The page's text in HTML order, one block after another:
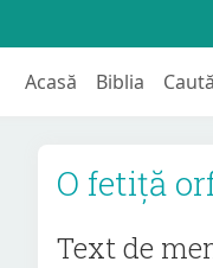
Acasă Biblia Caută
O fetiță
Text de